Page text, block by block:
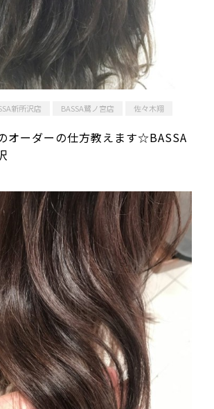
新所沢店 BASSA鷺ノ宮店 佐々木翔
オーダーの仕方教えます☆BASSA